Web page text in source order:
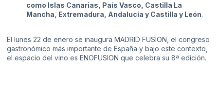
como Islas Canarias, País Vasco, Castilla La
Mancha, Extremadura, Andalucía y Castilla y León.
El lunes 22 de enero se inaugura MADRID FUSION, el congreso
gastronómico más importante de España y bajo este contexto,
el espacio del vino es ENOFUSION que celebra su 8ª edición.